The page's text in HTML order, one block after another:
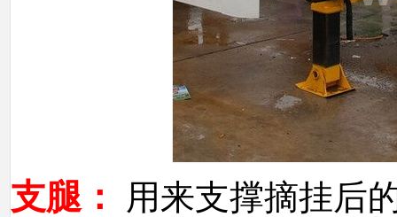
支腿：
用来支撑摘挂后